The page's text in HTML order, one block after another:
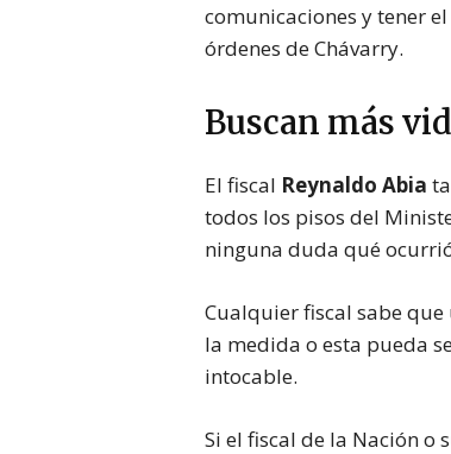
comunicaciones y tener
órdenes de Chávarry.
Buscan más
El fiscal Reynaldo Abia
todos los pisos del
ninguna duda qué
Cualquier fiscal sabe
la medida o esta pueda
intocable.
Si el fiscal de la Nación o